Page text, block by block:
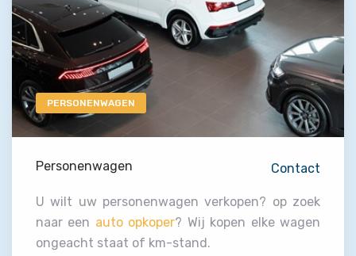
PERSONENWAGEN
Personenwagen Contact
U wilt uw personenwagen verkopen? op zoek
naar een auto opkoper? Wij kopen elke wagen
ongeacht staat of km-stand.